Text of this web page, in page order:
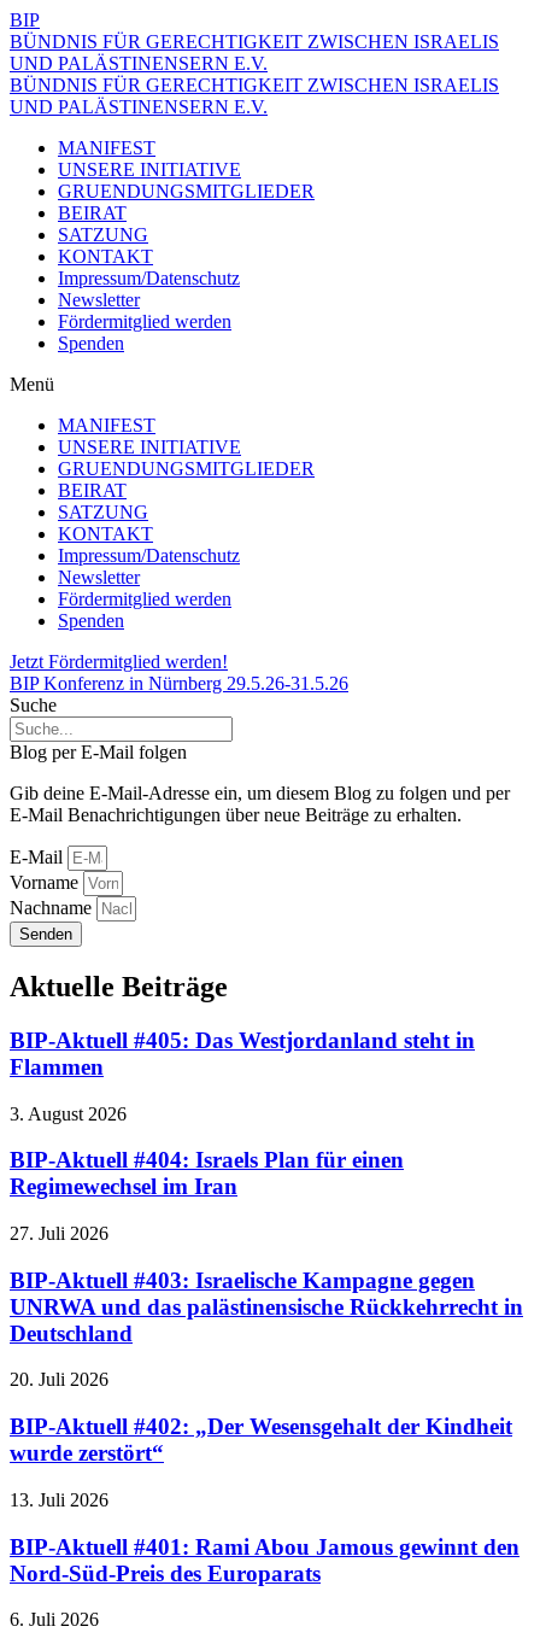
BIP
BÜNDNIS FÜR GERECHTIGKEIT ZWISCHEN ISRAELIS
UND PALÄSTINENSERN E.V.
BÜNDNIS FÜR GERECHTIGKEIT ZWISCHEN ISRAELIS
UND PALÄSTINENSERN E.V.
MANIFEST
UNSERE INITIATIVE
GRUENDUNGSMITGLIEDER
BEIRAT
SATZUNG
KONTAKT
Impressum/Datenschutz
Newsletter
Fördermitglied werden
Spenden
Menü
MANIFEST
UNSERE INITIATIVE
GRUENDUNGSMITGLIEDER
BEIRAT
SATZUNG
KONTAKT
Impressum/Datenschutz
Newsletter
Fördermitglied werden
Spenden
Jetzt Fördermitglied werden!
BIP Konferenz in Nürnberg 29.5.26-31.5.26
Suche
Blog per E-Mail folgen
Gib deine E-Mail-Adresse ein, um diesem Blog zu folgen und per
E-Mail Benachrichtigungen über neue Beiträge zu erhalten.
E-Mail
Vorname
Nachname
Senden
Aktuelle Beiträge
BIP-Aktuell #405: Das Westjordanland steht in
Flammen
3. August 2026
BIP-Aktuell #404: Israels Plan für einen
Regimewechsel im Iran
27. Juli 2026
BIP-Aktuell #403: Israelische Kampagne gegen
UNRWA und das palästinensische Rückkehrrecht in
Deutschland
20. Juli 2026
BIP-Aktuell #402: „Der Wesensgehalt der Kindheit
wurde zerstört“
13. Juli 2026
BIP-Aktuell #401: Rami Abou Jamous gewinnt den
Nord-Süd-Preis des Europarats
6. Juli 2026